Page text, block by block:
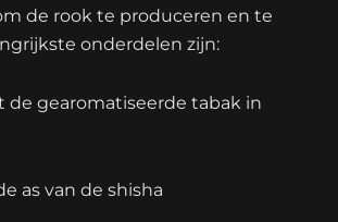
de rook te produceren en te
onderdelen zijn:
de gearomatiseerde tabak in
as van de shisha